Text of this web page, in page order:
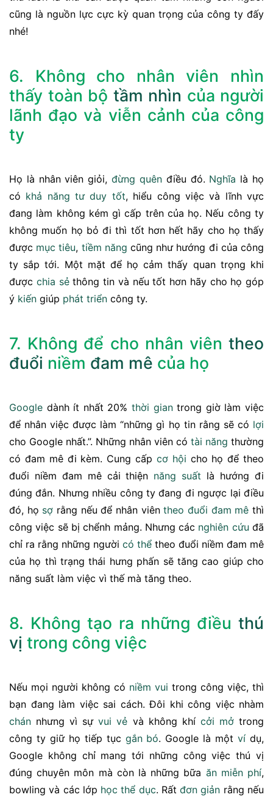
cũng là nguồn lực cực kỳ quan trọng của công ty đấy
nhé!
6. Không cho nhân viên nhìn
thấy toàn bộ tầm nhìn của người
lãnh đạo và viễn cảnh của công
ty
Họ là nhân viên giỏi,đừng quênđiều đó. Nghĩa là họ
có khả năng tư duy tốt, hiểu công việc và lĩnh vực
đang làm không kém gì cấp trên của họ. Nếu công ty
không muốn họ bỏ đi thì tốt hơn hết hãy cho họ thấy
được mục tiêu, tiềm năng cũng như hướng đi của công
ty sắp tới. Một mặt để họ cảm thấy quan trọng khi
được chia sẻthông tin và nếu tốt hơn hãy cho họ góp
ý kiến giúp phát triển công ty.
7. Không để cho nhân viên theo
đuổi niềm đam mê của họ
Google dành ít nhất 20% thời giantrong giờ làm việc
để nhân việc được làm “những gì họ tin rằng sẽ có lợi
cho Google nhất.”. Những nhân viên có tài năng thường
có đam mê đi kèm. Cung cấp cơ hội cho họ để theo
đuổi niềm đam mê cải thiện năng suất là hướng đi
đúng đắn. Nhưng nhiều công ty đang đi ngược lại điều
đó, họ sợ rằng nếu để nhân viêntheo đuổi đam mê thì
công việc sẽ bị chểnh mảng. Nhưng các nghiên cứu đã
chỉ ra rằng những người có thể theo đuổi niềm đam mê
của họ thì trạng thái hưng phấn sẽ tăng cao giúp cho
năng suất làm việc vì thế mà tăng theo.
8. Không tạo ra những điều thú
vị trong công việc
Nếu mọi người không có niềm vui trong công việc, thì
bạn đang làm việc sai cách. Đôi khi công việc nhàm
chán nhưng vì sựvui vẻ và không khí cởi mởtrong
công ty giữ họ tiếp tục gắn bó. Google là mộtví dụ,
Google không chỉ mang tới những công việc thú vị
đúng chuyên môn mà còn là những bữa ăn miễn phí,
bowling và các lớp học thể dục. Rấtđơn giản rằng nếu